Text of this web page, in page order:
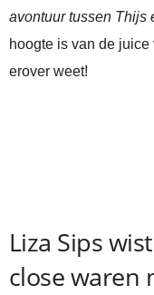
avontuur tussen Thijs
hoogte is van de
erover weet!
Liza Sips
close waren